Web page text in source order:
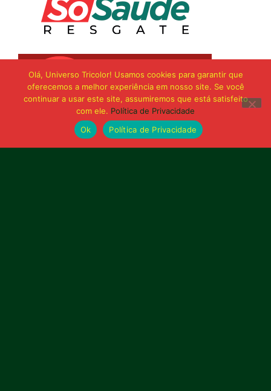
Olá, Universo Tricolor! Usamos cookies para garantir que
oferecemos a melhor experiência em nosso site. Se você
continuar a usar este site, assumiremos que está satisfeito
com ele. Política de Privacidade
Ok
Política de Privacidade